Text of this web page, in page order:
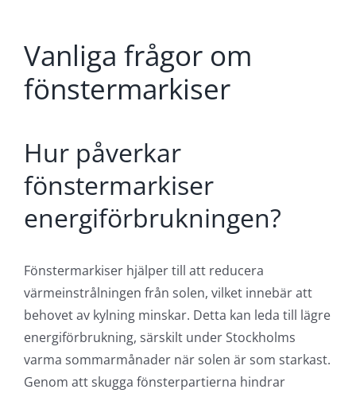
Vanliga frågor om
fönstermarkiser
Hur påverkar
fönstermarkiser
energiförbrukningen?
Fönstermarkiser hjälper till att reducera
värmeinstrålningen från solen, vilket innebär att
behovet av kylning minskar. Detta kan leda till lägre
energiförbrukning, särskilt under Stockholms
varma sommarmånader när solen är som starkast.
Genom att skugga fönsterpartierna hindrar